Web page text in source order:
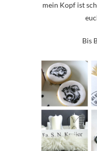
mein Kopf ist
Bis